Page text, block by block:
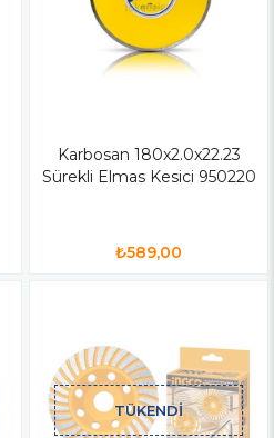
Karbosan 180x2.0x22.23
Sürekli Elmas Kesici 950220
₺589,00
TÜKENDI